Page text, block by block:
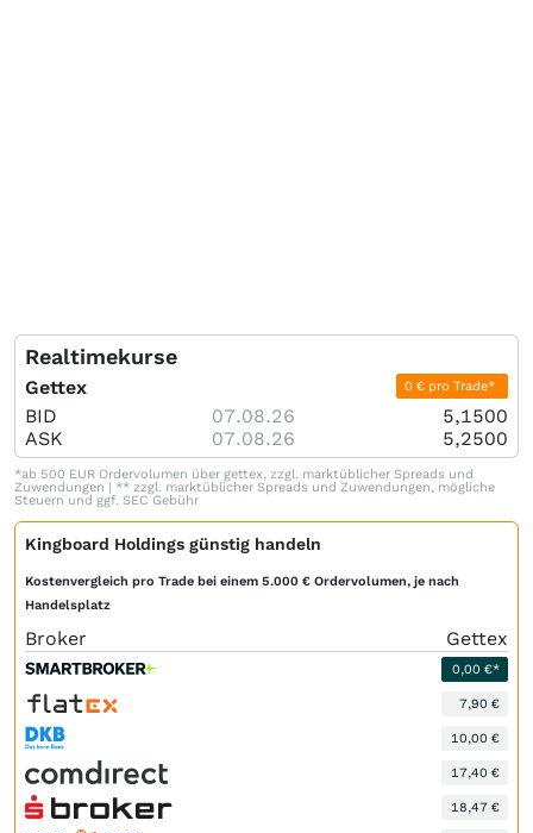
Realtimekurse
Gettex 0 € pro Trade*
BID 07.08.26
5,1500
ASK
07.08.26 5,2500
*ab 500 EUR Ordervolumen über gettex, zzgl. marktüblicher Spreads und
Zuwendungen | ** zzgl. marktüblicher Spreads und Zuwendungen, mögliche
Steuern und ggf. SEC Gebühr
Kingboard Holdings günstig handeln
Kostenvergleich pro Trade bei einem 5.000 € Ordervolumen, je nach
Handelsplatz
Broker Gettex
0,00 €*
7,90 €
10,00 €
17,40 €
18,47 €